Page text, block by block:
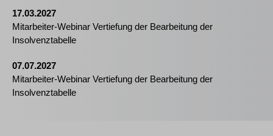
17.03.2027
Mitarbeiter-Webinar Vertiefung der Bearbeitung der
Insolvenztabelle
07.07.2027
Mitarbeiter-Webinar Vertiefung der Bearbeitung der
Insolvenztabelle